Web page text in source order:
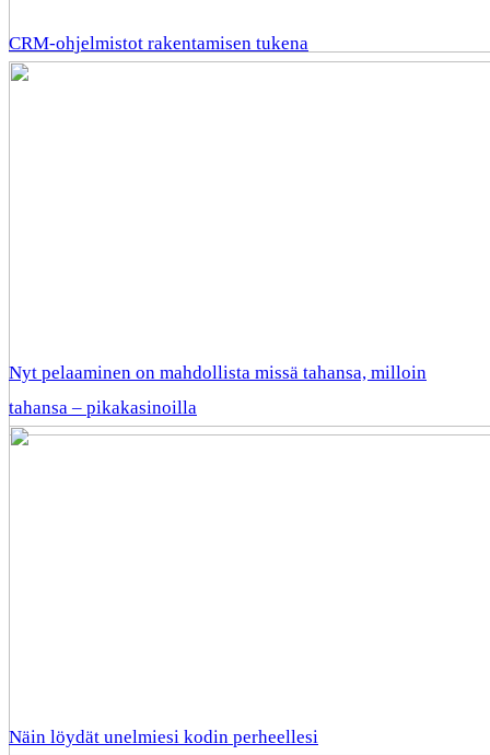
CRM-ohjelmistot rakentamisen tukena
Nyt pelaaminen on mahdollista missä tahansa, milloin
tahansa – pikakasinoilla
Näin löydät unelmiesi kodin perheellesi